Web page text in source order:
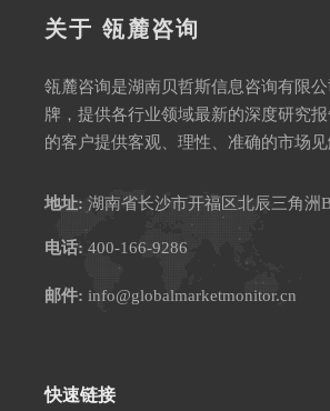
关于 瓴麓咨询
瓴麓咨询是湖南贝哲斯信息咨询有限
牌，提供各行业领域最新的深度研究
的客户提供客观、理性、准确的市场见
地址: 湖南省长沙市开福区北辰三角洲
电话: 400-166-9286
邮件: info@globalmarketmonitor.cn
快速链接